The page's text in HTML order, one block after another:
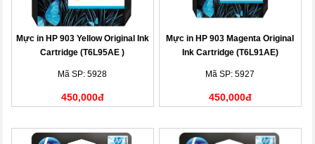
Mực in HP 903 Yellow Original Ink
Cartridge (T6L95AE )
Mã SP: 5928
450,000đ
Mực in HP 903 Magenta Original
Ink Cartridge (T6L91AE)
Mã SP: 5927
450,000đ